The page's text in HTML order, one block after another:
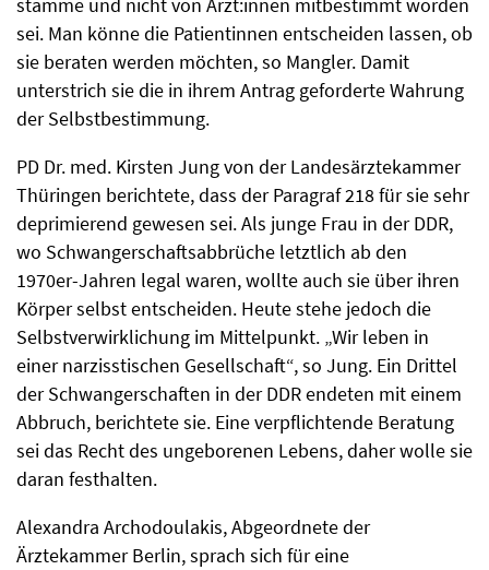
stamme und nicht von Ärzt:innen mitbestimmt worden
sei. Man könne die Patientinnen entscheiden lassen, ob
sie beraten werden möchten, so Mangler. Damit
unterstrich sie die in ihrem Antrag geforderte Wahrung
der Selbstbestimmung.
PD Dr. med. Kirsten Jung von der Landesärztekammer
Thüringen berichtete, dass der Paragraf 218 für sie sehr
deprimierend gewesen sei. Als junge Frau in der DDR,
wo Schwangerschafts­abbrüche letztlich ab den
1970er-Jahren legal waren, wollte auch sie über ihren
Körper selbst entscheiden. Heute stehe jedoch die
Selbstverwirklichung im Mittelpunkt. „Wir leben in
einer narzisstischen Gesellschaft“, so Jung. Ein Drittel
der Schwangerschaften in der DDR endeten mit einem
Abbruch, berichtete sie. Eine verpflichtende Beratung
sei das Recht des ungeborenen Lebens, daher wolle sie
daran festhalten.
Alexandra Archodoulakis, Abgeordnete der
Ärztekammer Berlin, sprach sich für eine